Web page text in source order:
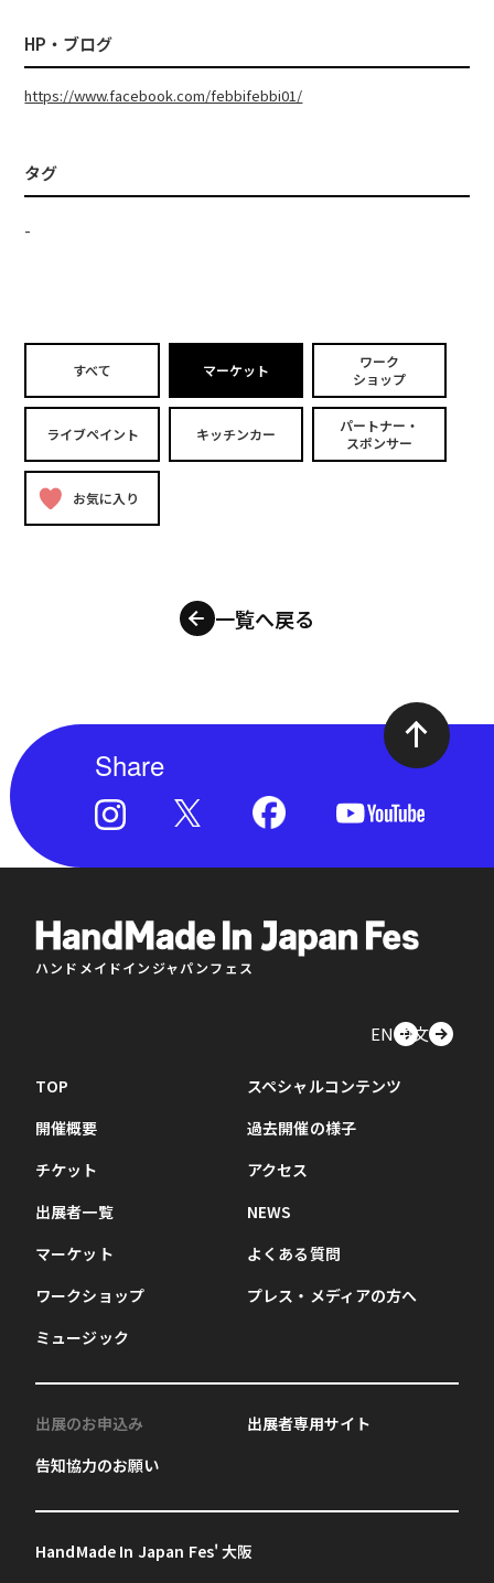
HP・ブログ
https://www.facebook.com/febbifebbi01/
タグ
-
すべて マーケット
ワーク
ショップ
ライブペイント キッチンカー
パートナー・
スポンサー
お気に入り
一覧へ戻る
Share
ハンドメイドインジャパンフェス
EN中文
TOP
開催概要
チケット
出展者一覧
マーケット
ワークショップ
ミュージック
スペシャルコンテンツ
過去開催の様子
アクセス
NEWS
よくある質問
プレス・メディアの方へ
出展のお申込み
告知協力のお願い
出展者専用サイト
HandMade In Japan Fes' 大阪